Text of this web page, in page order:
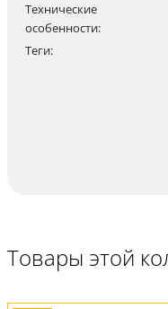
Технические
особенности:
Теги:
Товары этой